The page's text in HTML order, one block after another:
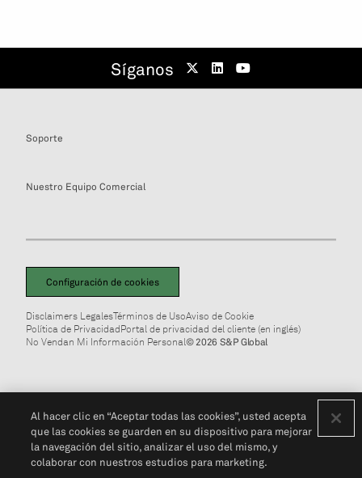
Síganos
Soporte
Nuestro Equipo Comercial
Configuración de cookies
Disclaimers LegalesTérminos de UsoAviso de Cookie
Política de PrivacidadPortal de privacidad del cliente (en inglés)
No Vendan Mi Información Personal© 2026 S&P Global
Al hacer clic en “Aceptar todas las cookies”, usted acepta
que las cookies se guarden en su dispositivo para mejorar
la navegación del sitio, analizar el uso del mismo, y
colaborar con nuestros estudios para marketing.